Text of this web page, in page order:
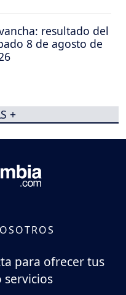
resultado del
8 de agosto de
+
para ofrecer tus